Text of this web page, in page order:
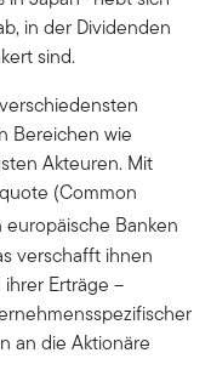
in der Dividenden
sind.
Bereichen wie
Akteuren. Mit
(Common
Banken
verschafft ihnen
Erträge –
an die Aktionäre